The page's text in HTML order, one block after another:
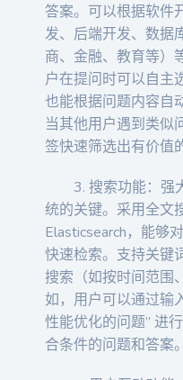
答案。可以根据软件
发、后端开发、数据
商、金融、教育等）
户在提问时可以自主
也能根据问题内容自
当其他用户遇到类似
签快速筛选出有价值
3. 搜索功能：强
统的关键。采用全文
Elasticsearch，能够
快速检索。支持关键
搜索（如按时间范围
如，用户可以通过输
性能优化的问题” 进
合条件的问题和答案。